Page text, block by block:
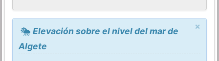
×
Elevación sobre el nivel del mar de
Algete